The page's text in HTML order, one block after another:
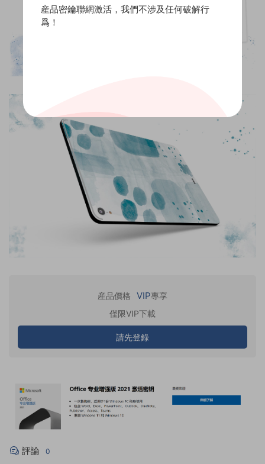
産品價格 VIP專享
僅限VIP下載
請先登錄
評論 0
産品密鑰聯網激活，我們不涉及任何破解行
爲！